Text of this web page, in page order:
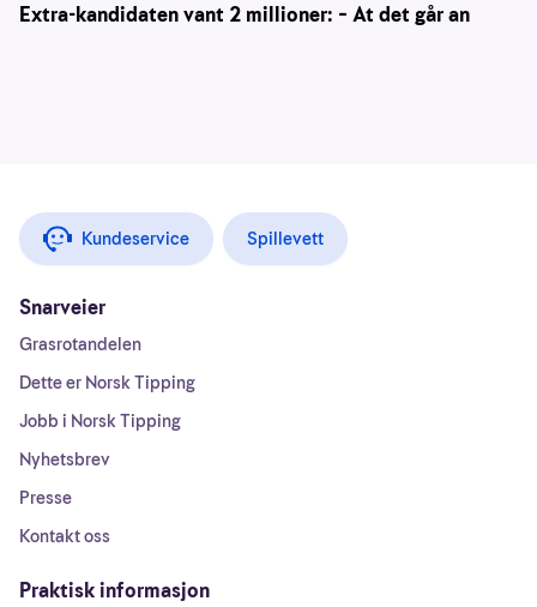
Extra-kandidaten vant 2 millioner: – At det går an
Kundeservice Spillevett
Snarveier
Grasrotandelen
Dette er Norsk Tipping
Jobb i Norsk Tipping
Nyhetsbrev
Presse
Kontakt oss
Praktisk informasjon